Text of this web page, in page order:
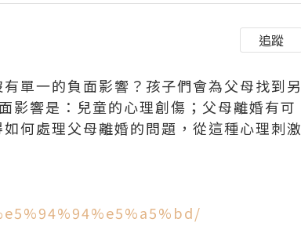
追蹤
單一的負面影響？孩子們會為父母找到另
影響是：兒童的心理創傷；父母離婚有可
何處理父母離婚的問題，從這種心理刺激